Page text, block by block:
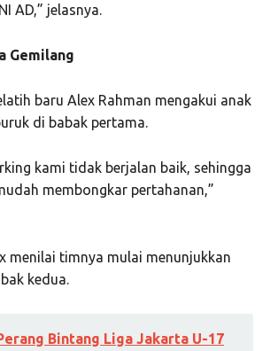
AD,” jelasnya.
Gemilang
baru Alex Rahman mengakui anak
di babak pertama.
kami tidak berjalan baik, sehingga
membongkar pertahanan,”
menilai timnya mulai menunjukkan
kedua.
Bintang Liga Jakarta U-17